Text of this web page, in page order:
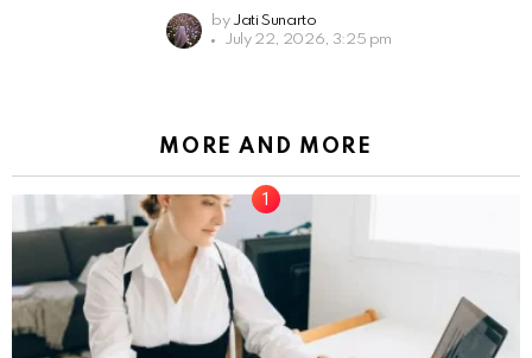
by Jati Sunarto
July 22, 2026, 3:25 pm
MORE AND MORE